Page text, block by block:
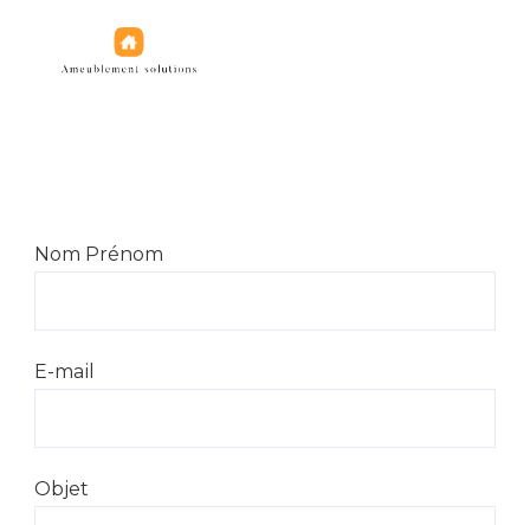
Jeux de figurines
Nom Prénom
E-mail
Objet